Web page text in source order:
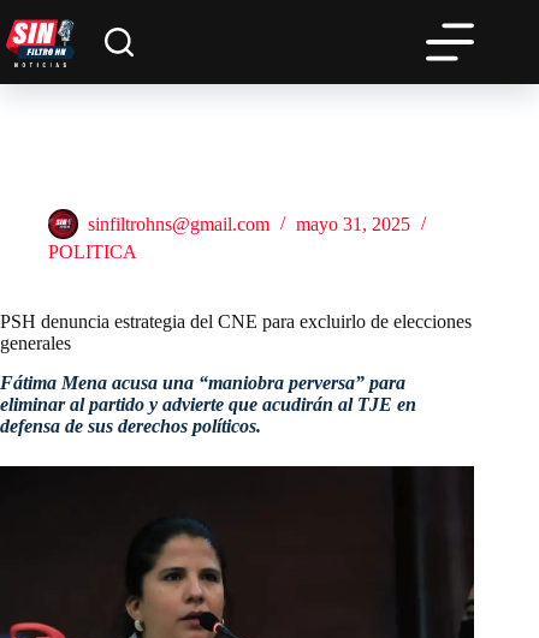
al
contenido
sinfiltrohns@gmail.com
mayo 31, 2025
POLITICA
PSH denuncia estrategia del CNE para excluirlo de elecciones
generales
Fátima Mena acusa una “maniobra perversa” para
eliminar al partido y advierte que acudirán al TJE en
defensa de sus derechos políticos.